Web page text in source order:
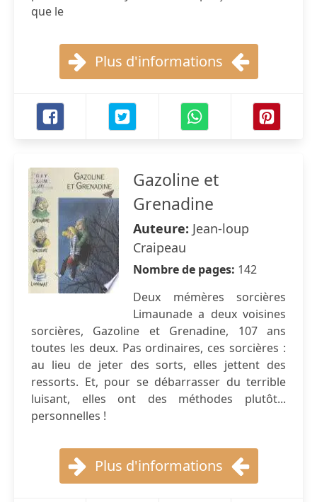
que le
Plus d'informations
Gazoline et
Grenadine
Auteure: Jean-loup
Craipeau
Nombre de pages: 142
Deux mémères sorcières
Limaunade a deux voisines
sorcières, Gazoline et Grenadine, 107 ans
toutes les deux. Pas ordinaires, ces sorcières :
au lieu de jeter des sorts, elles jettent des
ressorts. Et, pour se débarrasser du terrible
luisant, elles ont des méthodes plutôt...
personnelles !
Plus d'informations